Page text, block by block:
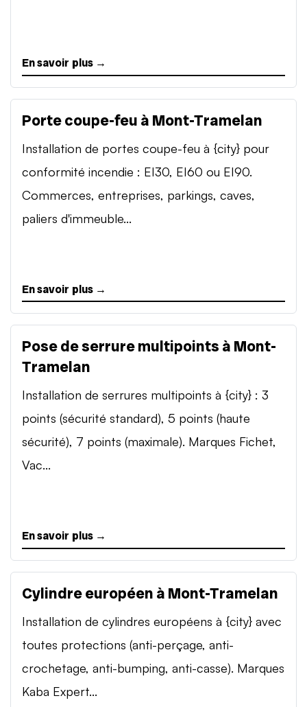
En savoir plus →
Porte coupe-feu à Mont-Tramelan
Installation de portes coupe-feu à {city} pour
conformité incendie : EI30, EI60 ou EI90.
Commerces, entreprises, parkings, caves,
paliers d'immeuble...
En savoir plus →
Pose de serrure multipoints à Mont-
Tramelan
Installation de serrures multipoints à {city} : 3
points (sécurité standard), 5 points (haute
sécurité), 7 points (maximale). Marques Fichet,
Vac...
En savoir plus →
Cylindre européen à Mont-Tramelan
Installation de cylindres européens à {city} avec
toutes protections (anti-perçage, anti-
crochetage, anti-bumping, anti-casse). Marques
Kaba Expert...